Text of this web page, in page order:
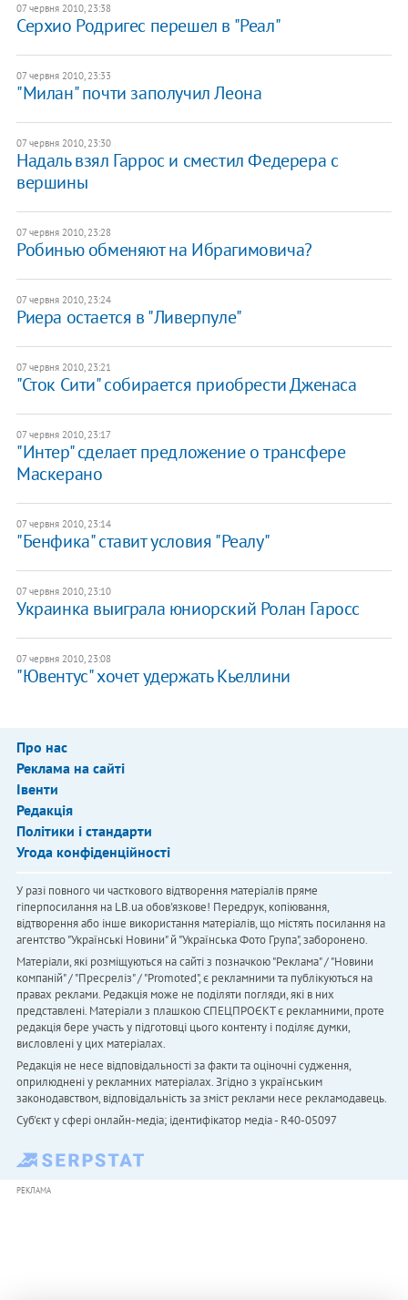
07 червня 2010, 23:38
Серхио Родригес перешел в "Реал"
07 червня 2010, 23:33
"Милан" почти заполучил Леона
07 червня 2010, 23:30
Надаль взял Гаррос и сместил Федерера с
вершины
07 червня 2010, 23:28
Робинью обменяют на Ибрагимовича?
07 червня 2010, 23:24
Риера остается в "Ливерпуле"
07 червня 2010, 23:21
"Сток Сити" собирается приобрести Дженаса
07 червня 2010, 23:17
"Интер" сделает предложение о трансфере
Маскерано
07 червня 2010, 23:14
"Бенфика" ставит условия "Реалу"
07 червня 2010, 23:10
Украинка выиграла юниорский Ролан Гаросс
07 червня 2010, 23:08
"Ювентус" хочет удержать Кьеллини
Про нас
Реклама на сайті
Івенти
Редакція
Політики і стандарти
Угода конфіденційності
У разі повного чи часткового відтворення матеріалів пряме
гіперпосилання на LB.ua обов'язкове! Передрук, копіювання,
відтворення або інше використання матеріалів, що містять посилання на
агентство "Українськi Новини" й "Українська Фото Група", заборонено.
Матеріали, які розміщуються на сайті з позначкою "Реклама" / "Новини
компаній" / "Пресреліз" / "Promoted", є рекламними та публікуються на
правах реклами. Редакція може не поділяти погляди, які в них
представлені. Матеріали з плашкою СПЕЦПРОЄКТ є рекламними, проте
редакція бере участь у підготовці цього контенту і поділяє думки,
висловлені у цих матеріалах.
Редакція не несе відповідальності за факти та оціночні судження,
оприлюднені у рекламних матеріалах. Згідно з українським
законодавством, відповідальність за зміст реклами несе рекламодавець.
Cуб'єкт у сфері онлайн-медіа; ідентифікатор медіа - R40-05097
РЕКЛАМА